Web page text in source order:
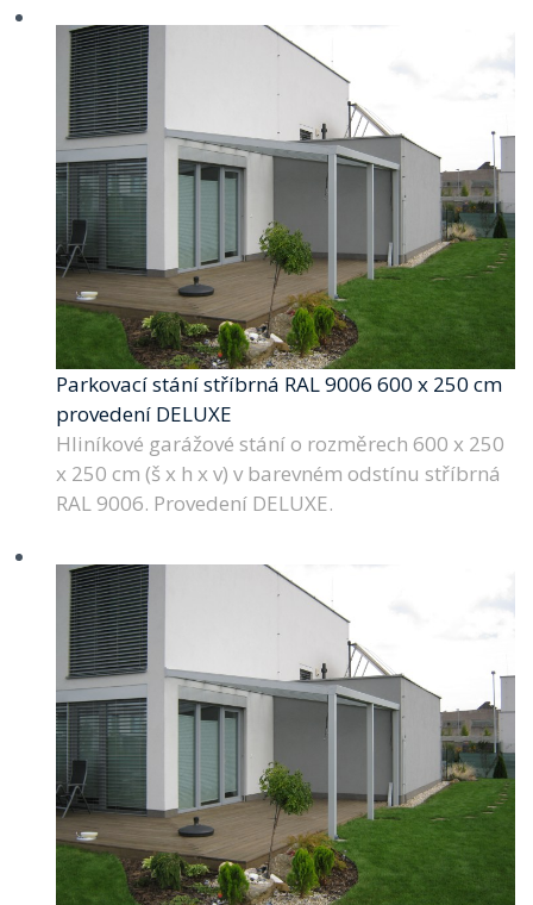
Parkovací stání stříbrná RAL 9006 600 x 250 cm
provedení DELUXE
Hliníkové garážové stání o rozměrech 600 x 250
x 250 cm (š x h x v) v barevném odstínu stříbrná
RAL 9006. Provedení DELUXE.